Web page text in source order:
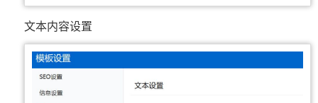
文本内容设置